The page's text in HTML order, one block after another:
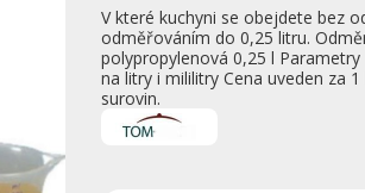
V které kuchyni se obejdete bez
odměřováním do 0,25 litru.
polypropylenová 0,25 l
na litry i mililitry Cena uveden za
surovin.